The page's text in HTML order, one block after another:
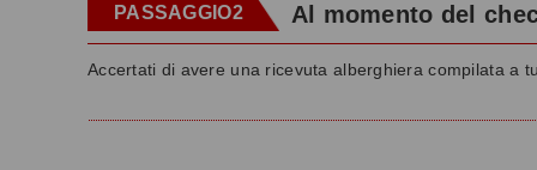
PASSAGGIO2 Al momento del
Accertati di avere una ricevuta alberghiera compilata a